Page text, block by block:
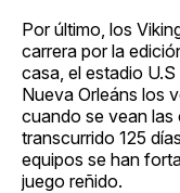
Por último, los
carrera por la
casa, el estadio
Nueva Orleáns los
cuando se vean las
transcurrido 125
equipos se han
juego reñido.